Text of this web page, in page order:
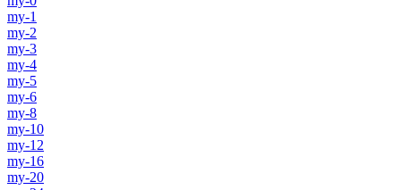
my-1
my-2
my-3
my-4
my-5
my-6
my-8
my-10
my-12
my-16
my-20